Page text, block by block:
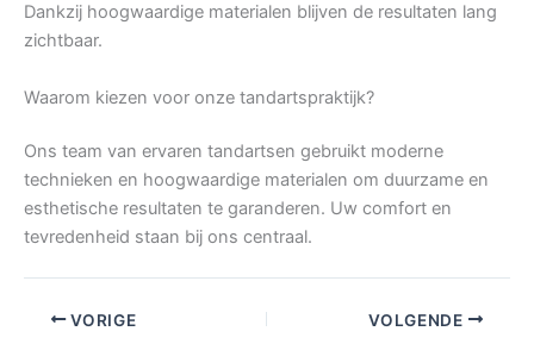
Dankzij hoogwaardige materialen blijven de resultaten lang
zichtbaar.
Waarom kiezen voor onze tandartspraktijk?
Ons team van ervaren tandartsen gebruikt moderne
technieken en hoogwaardige materialen om duurzame en
esthetische resultaten te garanderen. Uw comfort en
tevredenheid staan bij ons centraal.
VORIGE VOLGENDE